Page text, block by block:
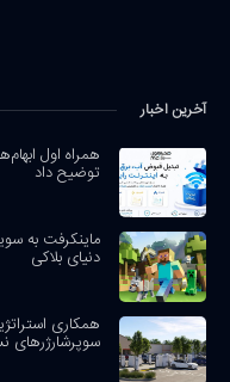
آخرین اخبار
همراه اول
توضیح داد
دنیای بلاکی
سوپرشارژرهای